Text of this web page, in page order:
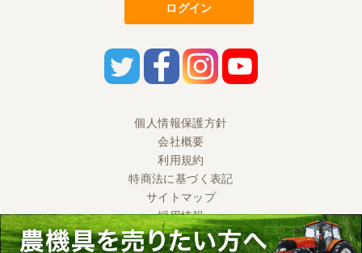
ログイン
個人情報保護方針
会社概要
利用規約
特商法に基づく表記
サイトマップ
採用情報